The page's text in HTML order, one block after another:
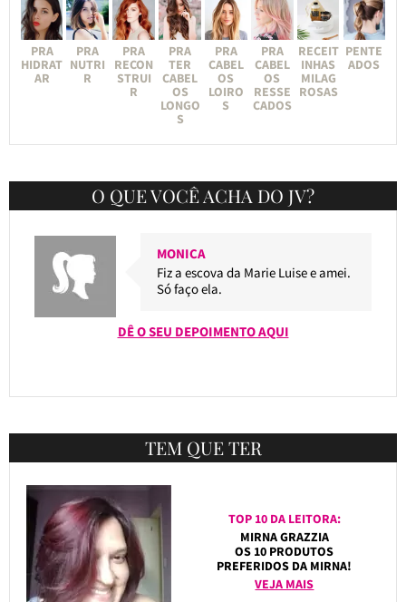
PRA
HIDRAT
AR
PRA
NUTRI
R
PRA
RECON
STRUI
R
PRA
TER
CABEL
OS
LONGO
S
PRA
CABEL
OS
LOIRO
S
PRA
CABEL
OS
RESSE
CADOS
RECEIT
INHAS
MILAG
ROSAS
PENTE
ADOS
O QUE VOCÊ ACHA DO JV?
MONICA
Fiz a escova da Marie Luise e amei.
Só faço ela.
DÊ O SEU DEPOIMENTO AQUI
TEM QUE TER
TOP 10 DA LEITORA:
MIRNA GRAZZIA
OS 10 PRODUTOS
PREFERIDOS DA MIRNA!
VEJA MAIS